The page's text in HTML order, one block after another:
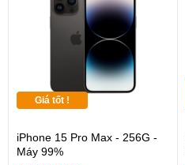
Giá tốt !
iPhone 15 Pro Max - 256G -
Máy 99%